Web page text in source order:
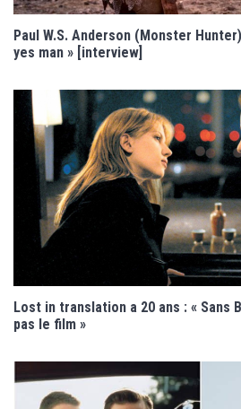
Paul W.S. Anderson (Monster
yes man » [interview]
Lost in translation a 20 ans : « Sans
pas le film »